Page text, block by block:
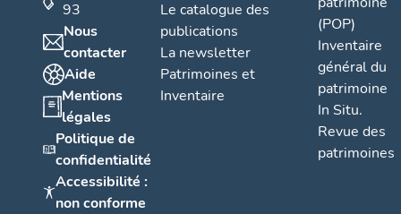
93
Nous
contacter
Aide
Mentions
légales
Politique de
confidentialité
Accessibilité :
non conforme
Le catalogue des
publications
La newsletter
Patrimoines et
Inventaire
(POP)
Inventaire
général du
patrimoine
In Situ.
Revue des
patrimoines